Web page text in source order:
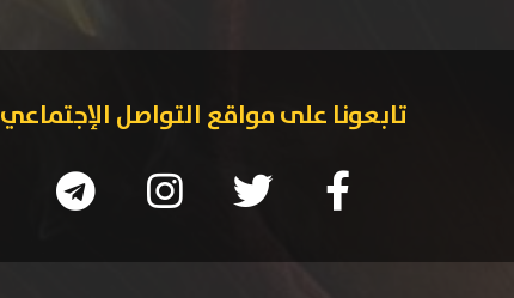
تابعونا على مواقع التواصل الإجتماعي